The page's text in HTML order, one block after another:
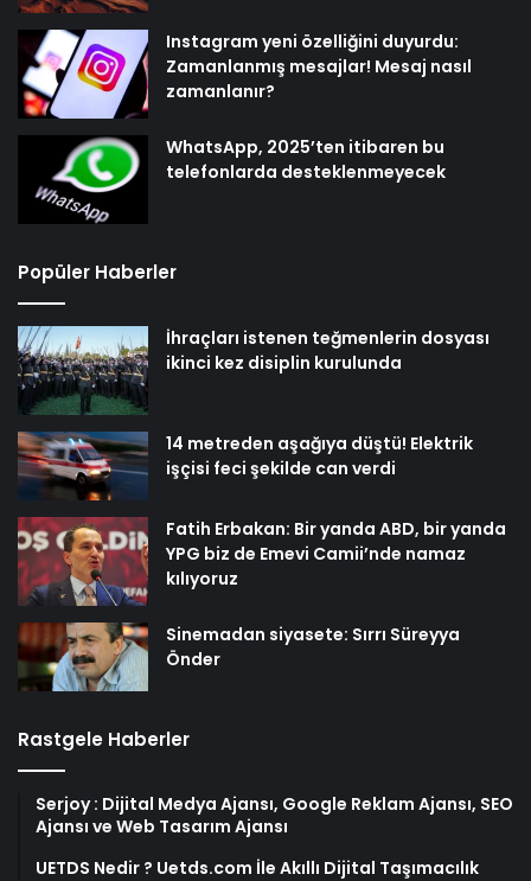
Instagram yeni özelliğini duyurdu:
Zamanlanmış mesajlar! Mesaj nasıl
zamanlanır?
WhatsApp, 2025’ten itibaren bu
telefonlarda desteklenmeyecek
Popüler Haberler
İhraçları istenen teğmenlerin dosyası
ikinci kez disiplin kurulunda
14 metreden aşağıya düştü! Elektrik
işçisi feci şekilde can verdi
Fatih Erbakan: Bir yanda ABD, bir yanda
YPG biz de Emevi Camii’nde namaz
kılıyoruz
Sinemadan siyasete: Sırrı Süreyya
Önder
Rastgele Haberler
Serjoy : Dijital Medya Ajansı, Google Reklam Ajansı, SEO
Ajansı ve Web Tasarım Ajansı
UETDS Nedir ? Uetds.com İle Akıllı Dijital Taşımacılık